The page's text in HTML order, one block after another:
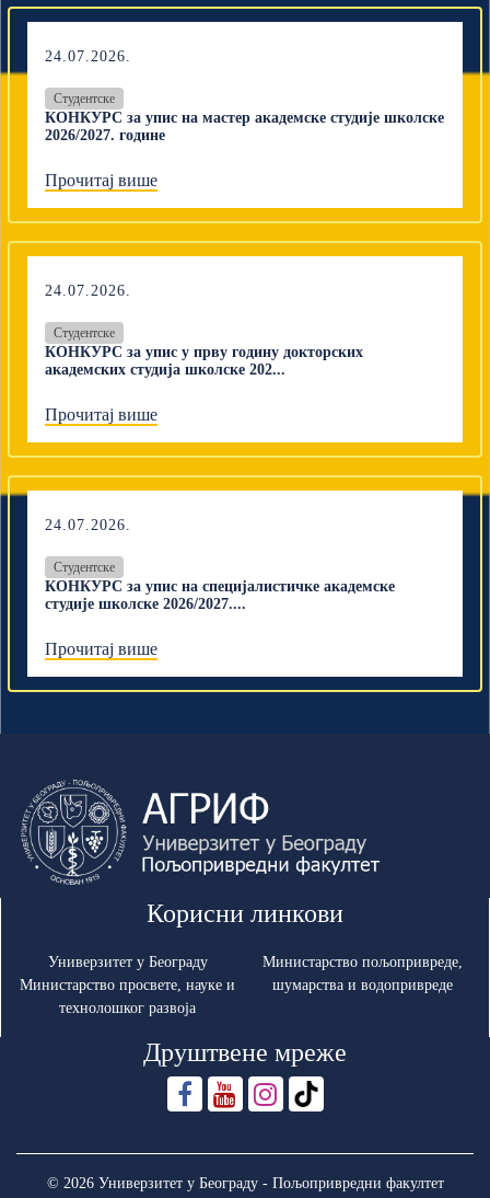
24.07.2026.
Студентске
КОНКУРС за упис на мастер академске студије школске
2026/2027. године
Прочитај више
24.07.2026.
Студентске
КОНКУРС за упис у прву годину докторских
академских студија школске 202...
Прочитај више
24.07.2026.
Студентске
КОНКУРС за упис на специјалистичке академске
студије школске 2026/2027....
Прочитај више
Корисни линкови
Универзитет у Београду
Министарство просвете, науке и
технолошког развоја
Министарство пољопривреде,
шумарства и водопривреде
Друштвене мреже
© 2026 Универзитет у Београду - Пољопривредни факултет